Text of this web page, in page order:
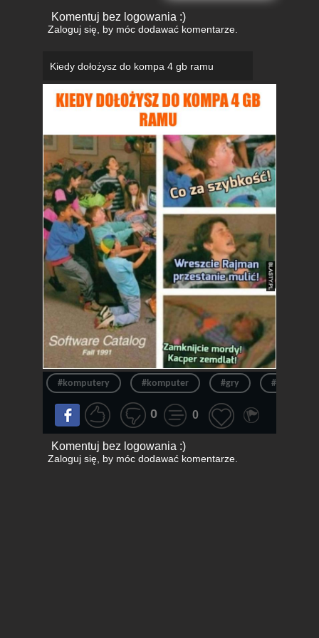
@mala_czarnapoprawić nie
przyczepić ;)
1
mala_czarna ( dodaj do czarnej
2018-01-29 09:03:23
@szalonaaamoże i racja ( ͡º ͜ʖ͡º)
Komentuj bez logowania :)
Zaloguj się, by móc dodawać komentarze.
Komentuj bez logowania :)
Zaloguj się, by móc dodawać komentarze.
Kiedy dołożysz do kompa 4 gb ramu
#komputery #komputer #gry
0 0
Komentuj bez logowania :)
Zaloguj się, by móc dodawać komentarze.